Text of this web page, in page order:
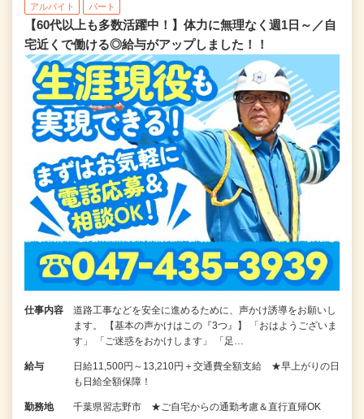
アルバイト パート
【60代以上も多数活躍中！】体力に無理なく週1日～／自
宅近くで働ける◎給与がアップしました！！
仕事内容
道路工事などを安全に進めるために、声かけ誘導をお願いし
ます。 【基本の声かけはこの『3つ』】 「おはようございま
す」 「ご迷惑をおかけします」 「足…
給与
日給11,500円～13,210円＋交通費全額支給 ★早上がりの日
も日給全額保障！
勤務地 千葉県習志野市 ★ご自宅からの通勤考慮＆直行直帰OK